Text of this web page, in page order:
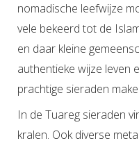
nomadische leefwijze
vele bekeerd tot de
en daar kleine
authentieke wijze leven
prachtige sieraden
In de Tuareg sieraden
kralen. Ook diverse